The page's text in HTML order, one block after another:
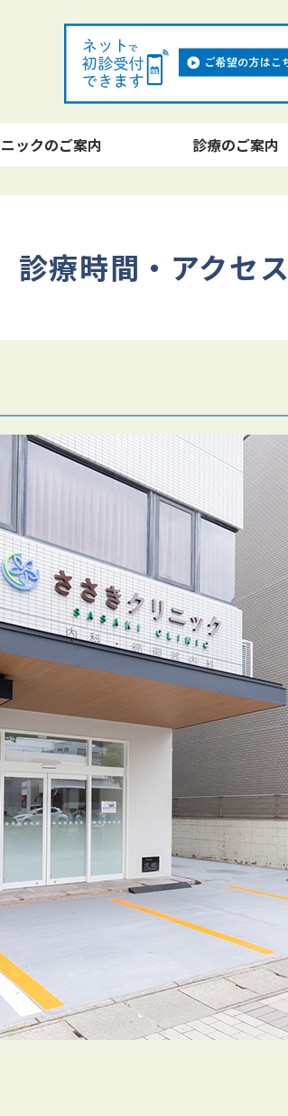
ックのご案内 診療のご案内
診療時間・アクセス